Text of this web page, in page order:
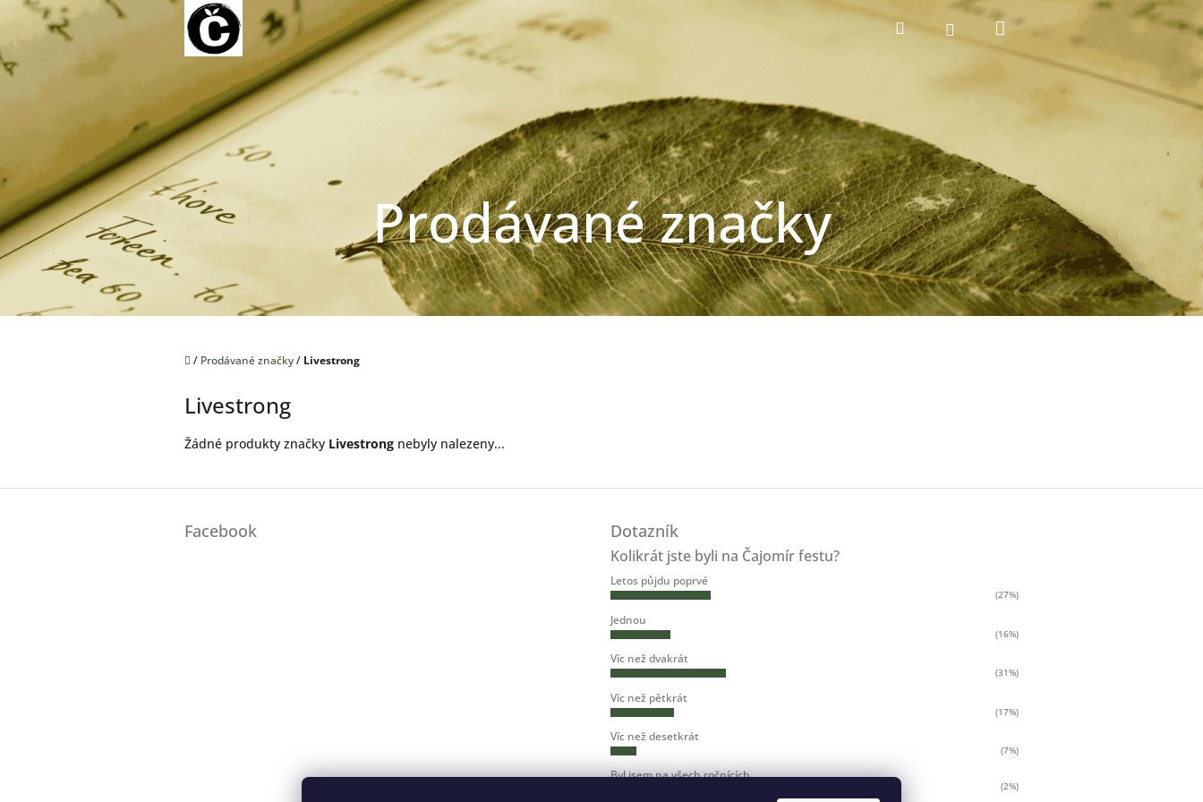
Přejít
na
obsah
Hledat PřihlášeníNákupní
košík
Prodávané značky
Domů
/ Prodávané značky/ Livestrong
Livestrong
Žádné produkty značky Livestrong nebyly nalezeny...
Facebook Dotazník
Kolikrát jste byli na Čajomír festu?
Letos půjdu poprvé
(27%)
Jednou
(16%)
Víc než dvakrát
(31%)
Víc než pětkrát
(17%)
Víc než desetkrát
(7%)
Byl jsem na všech ročnících
(2%)